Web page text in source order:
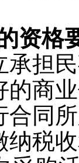
资格
承担
的商
合同
纳税